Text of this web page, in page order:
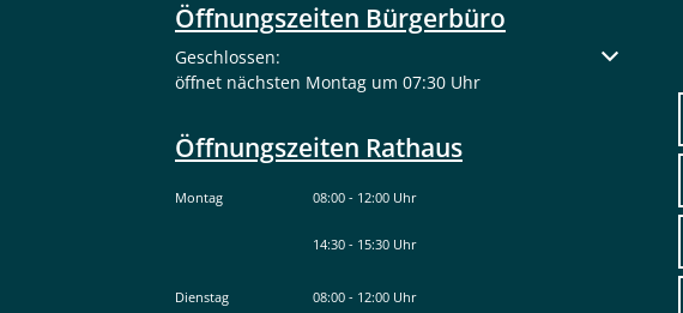
Öffnungszeiten Bürgerbüro
Klicken, um weitere Öffnungs- oder Schließzeiten auszublenden
Geschlossen:
öffnet nächsten Montag um 07:30 Uhr
Öffnungszeiten Rathaus
Montag 08:00 - 12:00 Uhr
Von 08:00 bis 12:00 Uhr
14:30 - 15:30 Uhr
Von 14:30 bis 15:30 Uhr
Dienstag 08:00 - 12:00 Uhr